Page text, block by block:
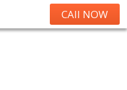
CAll NOW